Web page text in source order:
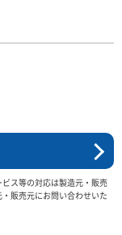
ス等の対応は製造元・販売
販売元にお問い合わせいた